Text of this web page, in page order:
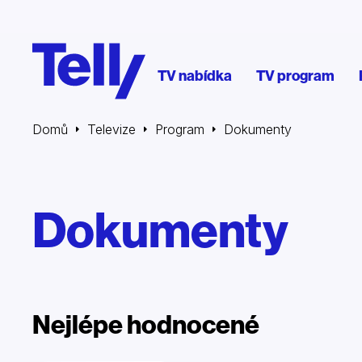
TV nabídka TV program
Domů Televize Program Dokumenty
Dokumenty
Nejlépe hodnocené